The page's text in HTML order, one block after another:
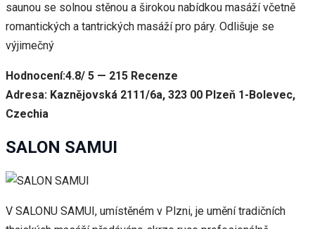
saunou se solnou stěnou a širokou nabídkou masáží včetně
romantických a tantrických masáží pro páry. Odlišuje se
výjimečný
Hodnocení:4.8/ 5 — 215 Recenze
Adresa: Kaznějovská 2111/6a, 323 00 Plzeň 1-Bolevec,
Czechia
SALON SAMUI
V SALONU SAMUI, umístěném v Plzni, je umění tradičních